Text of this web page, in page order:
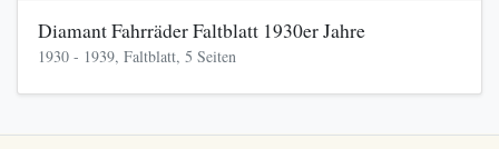
Diamant Fahrräder Faltblatt 1930er Jahre
1930 - 1939, Faltblatt, 5 Seiten